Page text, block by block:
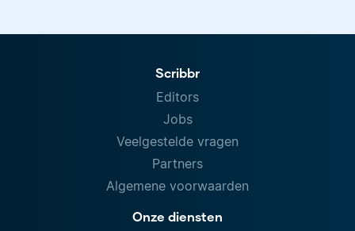
Scribbr
Editors
Jobs
Veelgestelde vragen
Partners
Algemene voorwaarden
Onze diensten